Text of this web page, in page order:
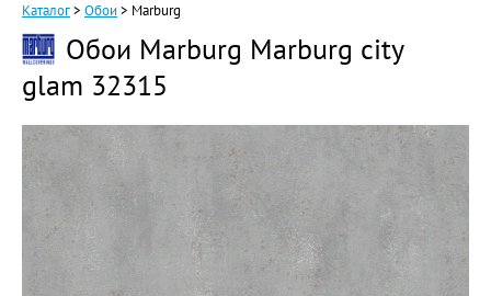
Каталог> Обои> Marburg
Обои Marburg Marburg city
glam 32315